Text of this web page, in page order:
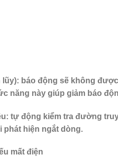
báo động sẽ không
năng này giúp giảm báo
tự động kiểm tra đường
phát hiện ngắt dòng.
mất điện